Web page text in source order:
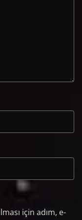
için adım, e-